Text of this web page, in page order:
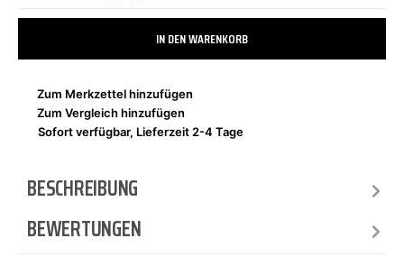
IN DEN WARENKORB
Zum Merkzettel hinzufügen
Zum Vergleich hinzufügen
Sofort verfügbar, Lieferzeit 2-4 Tage
BESCHREIBUNG
BEWERTUNGEN